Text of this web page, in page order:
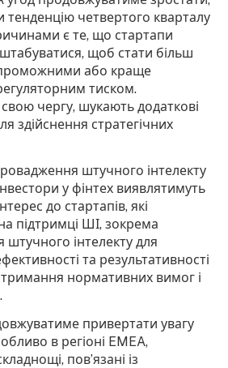
четвертого кварталу
є те, що стартапи
щоб стати більш
або краще
тиском.
свою чергу, шукають додаткові
здійснення стратегічних
штучного інтелекту
у фінтех виявлятимуть
до стартапів, які
підтримці ШІ, зокрема
штучного інтелекту для
та результативності
нормативних вимог і
привертати увагу
в регіоні EMEA,
пов’язані із